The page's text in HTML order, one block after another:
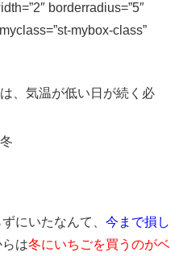
borderradius=”5″
mybox-class”
、気温が低い日が続く必
冬
にいたなんて、 今まで損し
は冬にいちごを買うのがベ